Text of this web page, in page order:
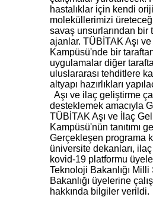
hastalıklar için kendi
moleküllerimizi
savaş unsurlarından bir
ajanlar. TÜBİTAK Aşı
Kampüsü'nde bir
uygulamalar diğer
uluslararası tehditlere
altyapı hazırlıkları
Aşı ve ilaç geliştirme
desteklemek amacıyla
TÜBİTAK Aşı ve İlaç
Kampüsü'nün tanıtımı
Gerçekleşen programa
üniversite dekanları, ilaç
kovid-19 platformu
Teknoloji Bakanlığı Milli
Bakanlığı üyelerine
hakkında bilgiler verildi.